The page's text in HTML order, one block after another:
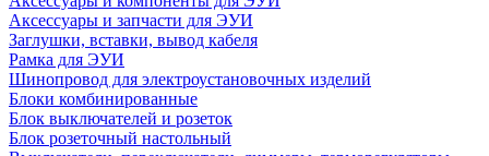
Аксессуары и запчасти для ЭУИ
Заглушки, вставки, вывод кабеля
Рамка для ЭУИ
Шинопровод для электроустановочных изделий
Блоки комбинированные
Блок выключателей и розеток
Блок розеточный настольный